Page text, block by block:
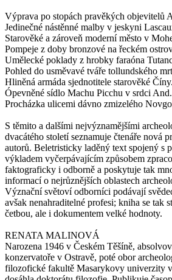
Výprava po stopách pravěkých objevitelů
Jedinečné nástěnné malby v jeskyni
Starověké a zároveň moderní město v
Pompeje z doby bronzové na řeckém
Umělecké poklady z hrobky faraóna
Pohled do usměvavé tváře tollundského
Hliněná armáda sjednotitele starověké Číny.
Ópevněné sídlo Machu Picchu v srdci And.
Procházka ulicemi dávno zmizelého
S těmito a dalšími nejvýznamějšími
dvacátého století seznamuje čtenáře nová
autorů. Beletristicky laděný text spojený s
výkladem vyčerpávajícím způsobem
faktograficky i odborně a poskytuje tak
informací o nejrůznějších oblastech
Význační světoví odborníci podávají
avšak nenahraditelné profesi; kniha se tak
četbou, ale i dokumentem velké hodnoty.
RENATA MALINOVÁ
Narozena 1946 v Českém Těšíně,
konzervatoře v Ostravě, poté obor
filozofické fakultě Masarykovy univerzity